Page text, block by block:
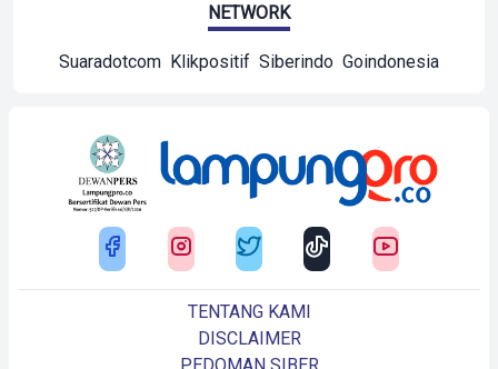
NETWORK
Suaradotcom Klikpositif Siberindo Goindonesia
TENTANG KAMI
DISCLAIMER
PEDOMAN SIBER